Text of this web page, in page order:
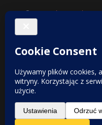
© 2025VintageShop.
Do tworzenia
dlatego przed
skrupulatnie